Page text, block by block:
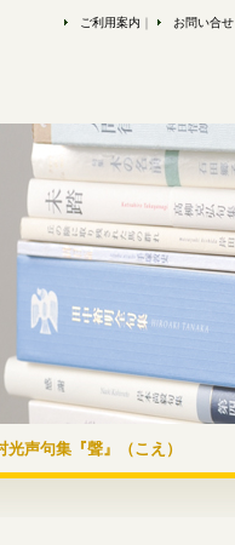
ご利用案内 お問い合せ
光声句集『聲』（こえ）